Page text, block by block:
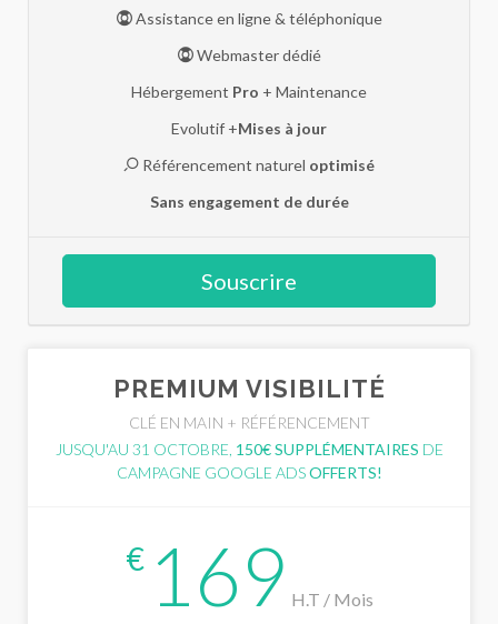
Assistance en ligne & téléphonique
Webmaster dédié
Hébergement Pro + Maintenance
Evolutif +Mises à jour
Référencement naturel optimisé
Sans engagement de durée
Souscrire
PREMIUM VISIBILITÉ
CLÉ EN MAIN + RÉFÉRENCEMENT
JUSQU'AU 31 OCTOBRE, 150€ SUPPLÉMENTAIRES DE
CAMPAGNE GOOGLE ADSOFFERTS!
€ 169 H.T / Mois